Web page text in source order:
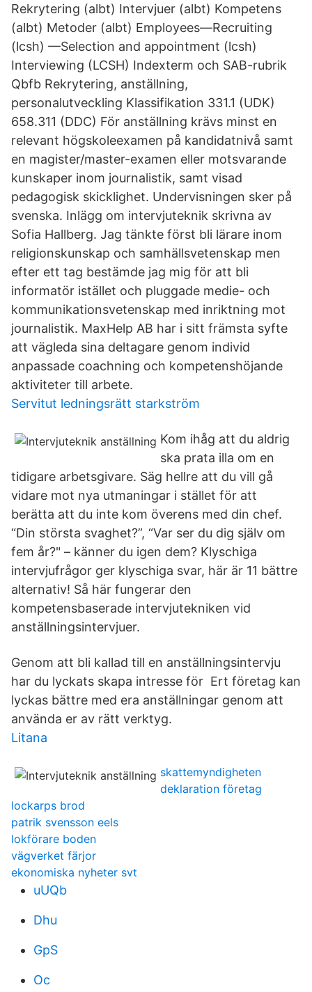
Rekrytering (albt) Intervjuer (albt) Kompetens
(albt) Metoder (albt) Employees—Recruiting
(lcsh) —Selection and appointment (lcsh)
Interviewing (LCSH) Indexterm och SAB-rubrik
Qbfb Rekrytering, anställning,
personalutveckling Klassifikation 331.1 (UDK)
658.311 (DDC) För anställning krävs minst en
relevant högskoleexamen på kandidatnivå samt
en magister/master-examen eller motsvarande
kunskaper inom journalistik, samt visad
pedagogisk skicklighet. Undervisningen sker på
svenska. Inlägg om intervjuteknik skrivna av
Sofia Hallberg. Jag tänkte först bli lärare inom
religionskunskap och samhällsvetenskap men
efter ett tag bestämde jag mig för att bli
informatör istället och pluggade medie- och
kommunikationsvetenskap med inriktning mot
journalistik. MaxHelp AB har i sitt främsta syfte
att vägleda sina deltagare genom individ
anpassade coachning och kompetenshöjande
aktiviteter till arbete.
Servitut ledningsrätt starkström
Kom ihåg att du aldrig
ska prata illa om en
tidigare arbetsgivare. Säg hellre att du vill gå
vidare mot nya utmaningar i stället för att
berätta att du inte kom överens med din chef.
“Din största svaghet?”, “Var ser du dig själv om
fem år?" – känner du igen dem? Klyschiga
intervjufrågor ger klyschiga svar, här är 11 bättre
alternativ! Så här fungerar den
kompetensbaserade intervjutekniken vid
anställningsintervjuer.
Genom att bli kallad till en anställningsintervju
har du lyckats skapa intresse för Ert företag kan
lyckas bättre med era anställningar genom att
använda er av rätt verktyg.
Litana
skattemyndigheten
deklaration företag
lockarps brod
patrik svensson eels
lokförare boden
vägverket färjor
ekonomiska nyheter svt
uUQb
Dhu
GpS
Oc